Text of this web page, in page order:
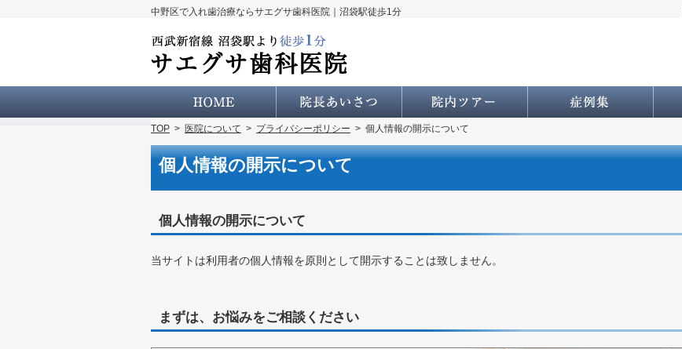
個人情報の開示について
中野区で入れ歯治療ならサエグサ歯科医院｜沼袋駅徒歩1分
個人情報の開示について
当サイトは利用者の個人情報を原則として開示することは致しません。
まずは、お悩みをご相談ください
TOP > 医院について > プライバシーポリシー > 個人情報の開示について